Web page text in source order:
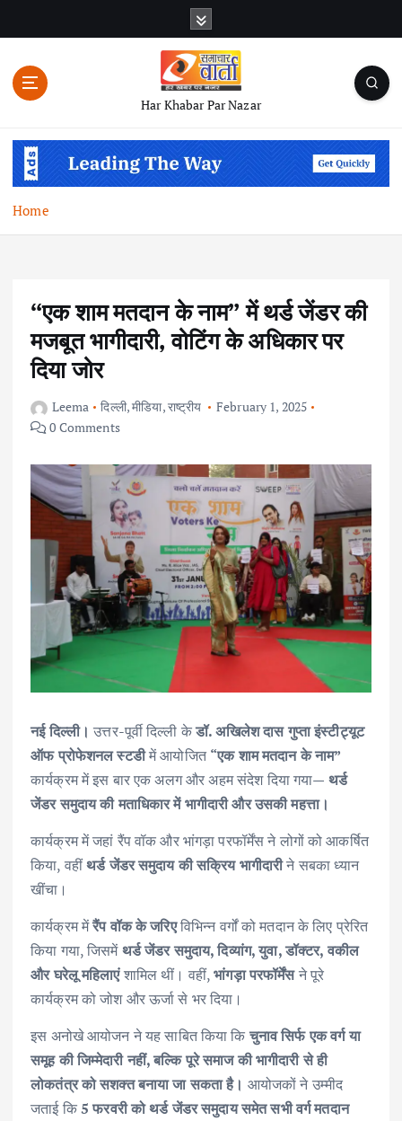
n
Har Khabar Par Nazar
Home
“एक शाम मतदान के नाम” में थर्ड जेंडर की
मजबूत भागीदारी, वोटिंग के अधिकार पर
दिया जोर
Leema दिल्ली,मीडिया,राष्ट्रीय
February 1, 2025
0 Comments
नई दिल्ली। उत्तर-पूर्वी दिल्ली केडॉ. अखिलेश दास गुप्ता इंस्टीट्यूट
ऑफ प्रोफेशनल स्टडीमें आयोजित“एक शाम मतदान के नाम”
कार्यक्रम में इस बार एक अलग और अहम संदेश दिया गया— थर्ड
जेंडर समुदाय की मताधिकार में भागीदारी और उसकी महत्ता।
कार्यक्रम में जहां रैंप वॉक और भांगड़ा परफॉर्मेंस ने लोगों को आकर्षित
किया, वहींथर्ड जेंडर समुदाय की सक्रिय भागीदारीने सबका ध्यान
खींचा।
कार्यक्रम मेंरैंप वॉक के जरिएविभिन्न वर्गों को मतदान के लिए प्रेरित
किया गया, जिसमेंथर्ड जेंडर समुदाय, दिव्यांग, युवा, डॉक्टर, वकील
और घरेलू महिलाएंशामिल थीं। वहीं,भांगड़ा परफॉर्मेंसने पूरे
कार्यक्रम को जोश और ऊर्जा से भर दिया।
इस अनोखे आयोजन ने यह साबित किया किचुनाव सिर्फ एक वर्ग या
समूह की जिम्मेदारी नहीं, बल्कि पूरे समाज की भागीदारी से ही
लोकतंत्र को सशक्त बनाया जा सकता है। आयोजकों ने उम्मीद
जताई कि5 फरवरी को थर्ड जेंडर समुदाय समेत सभी वर्ग मतदान